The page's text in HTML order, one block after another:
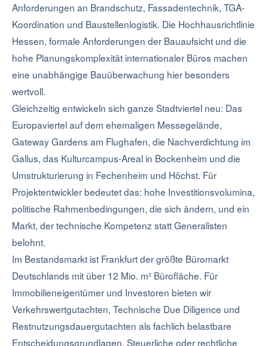
Anforderungen an Brandschutz, Fassadentechnik, TGA-
Koordination und Baustellenlogistik. Die Hochhausrichtlinie
Hessen, formale Anforderungen der Bauaufsicht und die
hohe Planungskomplexität internationaler Büros machen
eine unabhängige Bauüberwachung hier besonders
wertvoll.
Gleichzeitig entwickeln sich ganze Stadtviertel neu: Das
Europaviertel auf dem ehemaligen Messegelände,
Gateway Gardens am Flughafen, die Nachverdichtung im
Gallus, das Kulturcampus-Areal in Bockenheim und die
Umstrukturierung in Fechenheim und Höchst. Für
Projektentwickler bedeutet das: hohe Investitionsvolumina,
politische Rahmenbedingungen, die sich ändern, und ein
Markt, der technische Kompetenz statt Generalisten
belohnt.
Im Bestandsmarkt ist Frankfurt der größte Büromarkt
Deutschlands mit über 12 Mio. m² Bürofläche. Für
Immobilieneigentümer und Investoren bieten wir
Verkehrswertgutachten, Technische Due Diligence und
Restnutzungsdauergutachten als fachlich belastbare
Entscheidungsgrundlagen. Steuerliche oder rechtliche